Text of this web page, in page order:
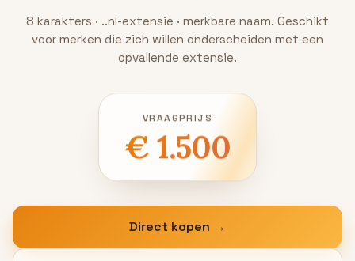
8 karakters · ..nl-extensie · merkbare naam. Geschikt
voor merken die zich willen onderscheiden met een
opvallende extensie.
VRAAGPRIJS
€ 1.500
Direct kopen →